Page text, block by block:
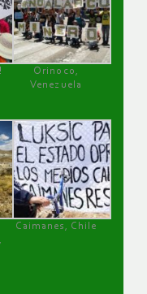
Orinoco,
Venezuela
Caimanes, Chile